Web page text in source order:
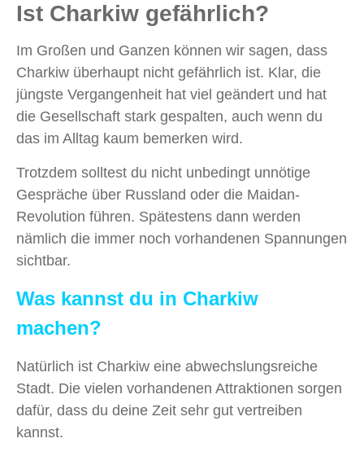
Ist Charkiw gefährlich?
Im Großen und Ganzen können wir sagen, dass
Charkiw überhaupt nicht gefährlich ist. Klar, die
jüngste Vergangenheit hat viel geändert und hat
die Gesellschaft stark gespalten, auch wenn du
das im Alltag kaum bemerken wird.
Trotzdem solltest du nicht unbedingt unnötige
Gespräche über Russland oder die Maidan-
Revolution führen. Spätestens dann werden
nämlich die immer noch vorhandenen Spannungen
sichtbar.
Was kannst du in Charkiw
machen?
Natürlich ist Charkiw eine abwechslungsreiche
Stadt. Die vielen vorhandenen Attraktionen sorgen
dafür, dass du deine Zeit sehr gut vertreiben
kannst.